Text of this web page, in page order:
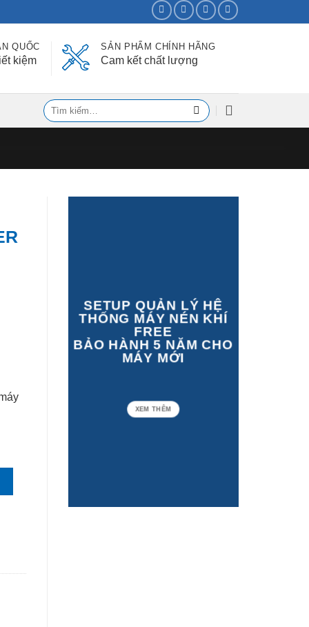
QUỐC
kiệm
SẢN PHẨM CHÍNH HÃNG
Cam kết chất lượng
Tìm
kiếm:
số lượng
SETUP QUẢN LÝ HỆ
THỐNG MÁY NÉN KHÍ
FREE
BẢO HÀNH 5 NĂM CHO
MÁY MỚI
XEM THÊM